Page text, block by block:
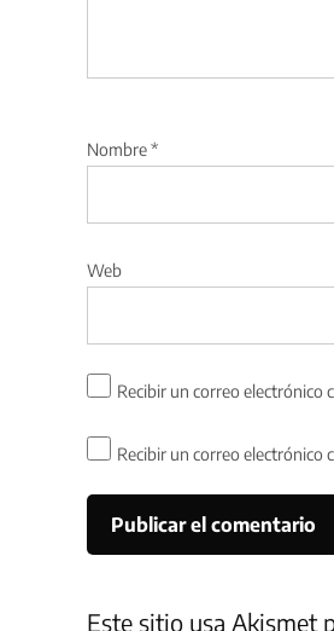
Nombre*
Web
Recibir un correo electrónico
Recibir un correo electrónico
Este sitio usa Akismet